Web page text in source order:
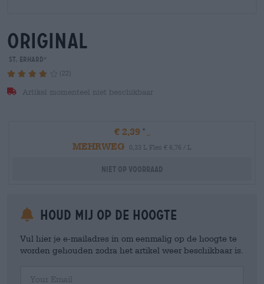
original
St. ERHARD
(22)
Artikel momenteel niet beschikbaar
€ 2,39
MEHRWEG
0,33 L Fles € 6,76 / L
Niet op voorraad
Houd mij op de hoogte
Vul hier je e-mailadres in om eenmalig op de hoogte te
worden gehouden zodra het artikel weer beschikbaar is.